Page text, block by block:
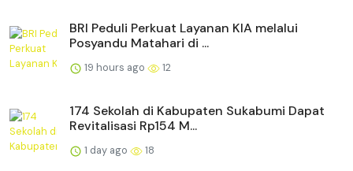
BRI Peduli Perkuat Layanan KIA melalui
Posyandu Matahari di ...
19 hours ago 12
174 Sekolah di Kabupaten Sukabumi Dapat
Revitalisasi Rp154 M...
1 day ago 18